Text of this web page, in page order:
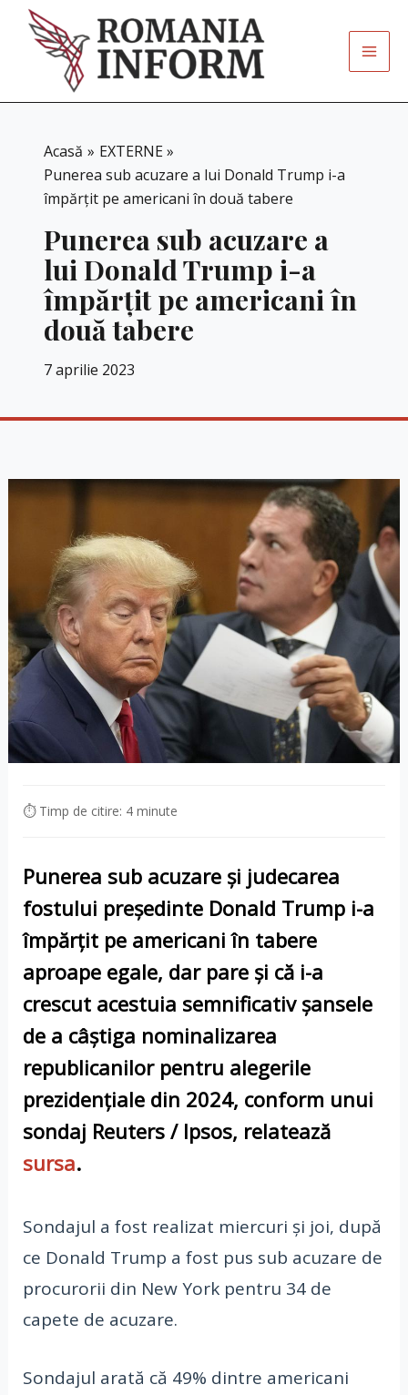
content
Acasă
EXTERNE
Punerea sub acuzare a lui Donald Trump i-a
împărțit pe americani în două tabere
Punerea sub acuzare a
lui Donald Trump i-a
împărțit pe americani în
două tabere
7 aprilie 2023
⏱ Timp de citire: 4 minute
Punerea sub acuzare și judecarea
fostului președinte Donald Trump i-a
împărțit pe americani în tabere
aproape egale, dar pare și că i-a
crescut acestuia semnificativ șansele
de a câștiga nominalizarea
republicanilor pentru alegerile
prezidențiale din 2024, conform unui
sondaj Reuters / Ipsos, relatează
sursa.
Sondajul a fost realizat miercuri și joi, după
ce Donald Trump a fost pus sub acuzare de
procurorii din New York pentru 34 de
capete de acuzare.
Sondajul arată că 49% dintre americani